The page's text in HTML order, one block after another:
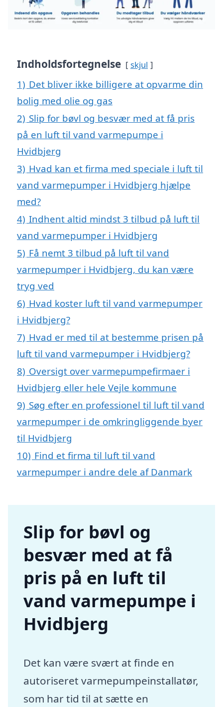
Indholdsfortegnelse skjul
1) Det bliver ikke billigere at opvarme din
bolig med olie og gas
2) Slip for bøvl og besvær med at få pris
på en luft til vand varmepumpe i
Hvidbjerg
3) Hvad kan et firma med speciale i luft til
vand varmepumper i Hvidbjerg hjælpe
med?
4) Indhent altid mindst 3 tilbud på luft til
vand varmepumper i Hvidbjerg
5) Få nemt 3 tilbud på luft til vand
varmepumper i Hvidbjerg, du kan være
tryg ved
6) Hvad koster luft til vand varmepumper
i Hvidbjerg?
7) Hvad er med til at bestemme prisen på
luft til vand varmepumper i Hvidbjerg?
8) Oversigt over varmepumpefirmaer i
Hvidbjerg eller hele Vejle kommune
9) Søg efter en professionel til luft til vand
varmepumper i de omkringliggende byer
til Hvidbjerg
10) Find et firma til luft til vand
varmepumper i andre dele af Danmark
Slip for bøvl og
besvær med at få
pris på en luft til
vand varmepumpe i
Hvidbjerg
Det kan være svært at finde en
autoriseret varmepumpeinstallatør,
som har tid til at sætte en